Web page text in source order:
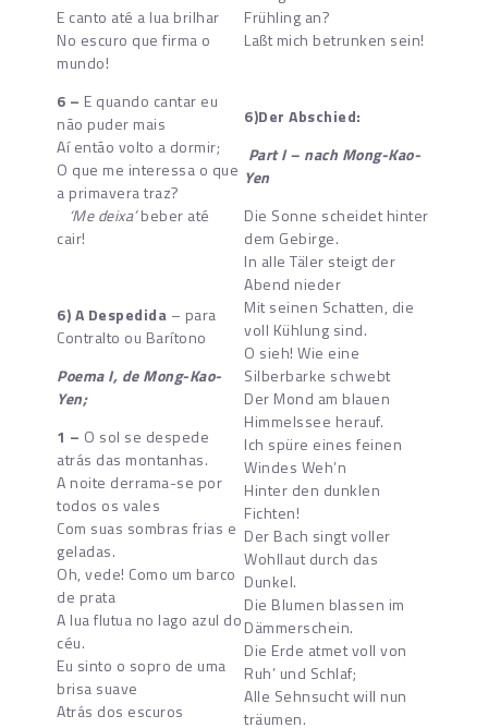
E canto até a lua brilhar
No escuro que firma o
mundo!
6 – E quando cantar eu
não puder mais
Aí então volto a dormir;
O que me interessa o que
a primavera traz?
‘Me deixa’beber até
cair!
6) A Despedida – para
Contralto ou Barítono
Poema I, de Mong-Kao-
Yen;
1 – O sol se despede
atrás das montanhas.
A noite derrama-se por
todos os vales
Com suas sombras frias e
geladas.
Oh, vede! Como um barco
de prata
A lua flutua no lago azul do
céu.
Eu sinto o sopro de uma
brisa suave
Atrás dos escuros
Frühling an?
Laßt mich betrunken sein!
6)Der Abschied:
Part I – nach Mong-Kao-
Yen
Die Sonne scheidet hinter
dem Gebirge.
In alle Täler steigt der
Abend nieder
Mit seinen Schatten, die
voll Kühlung sind.
O sieh! Wie eine
Silberbarke schwebt
Der Mond am blauen
Himmelssee herauf.
Ich spüre eines feinen
Windes Weh’n
Hinter den dunklen
Fichten!
Der Bach singt voller
Wohllaut durch das
Dunkel.
Die Blumen blassen im
Dämmerschein.
Die Erde atmet voll von
Ruh’ und Schlaf;
Alle Sehnsucht will nun
träumen.